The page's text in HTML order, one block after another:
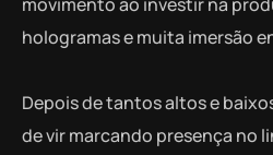
movimento ao investir na
hologramas e muita imersão
Depois de tantos altos e
de vir marcando presença no